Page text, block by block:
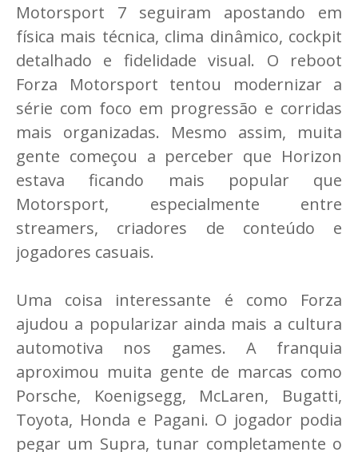
Motorsport 7 seguiram apostando em
física mais técnica, clima dinâmico, cockpit
detalhado e fidelidade visual. O reboot
Forza Motorsport tentou modernizar a
série com foco em progressão e corridas
mais organizadas. Mesmo assim, muita
gente começou a perceber que Horizon
estava ficando mais popular que
Motorsport, especialmente entre
streamers, criadores de conteúdo e
jogadores casuais.
Uma coisa interessante é como Forza
ajudou a popularizar ainda mais a cultura
automotiva nos games. A franquia
aproximou muita gente de marcas como
Porsche, Koenigsegg, McLaren, Bugatti,
Toyota, Honda e Pagani. O jogador podia
pegar um Supra, tunar completamente o